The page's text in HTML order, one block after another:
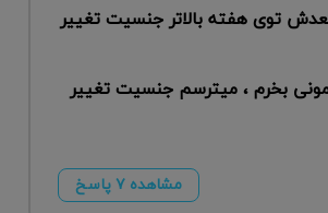
توی هفته بالاتر جنسیت تغییر
بخرم ، میترسم جنسیت تغییر
مشاهده ۷ پاسخ